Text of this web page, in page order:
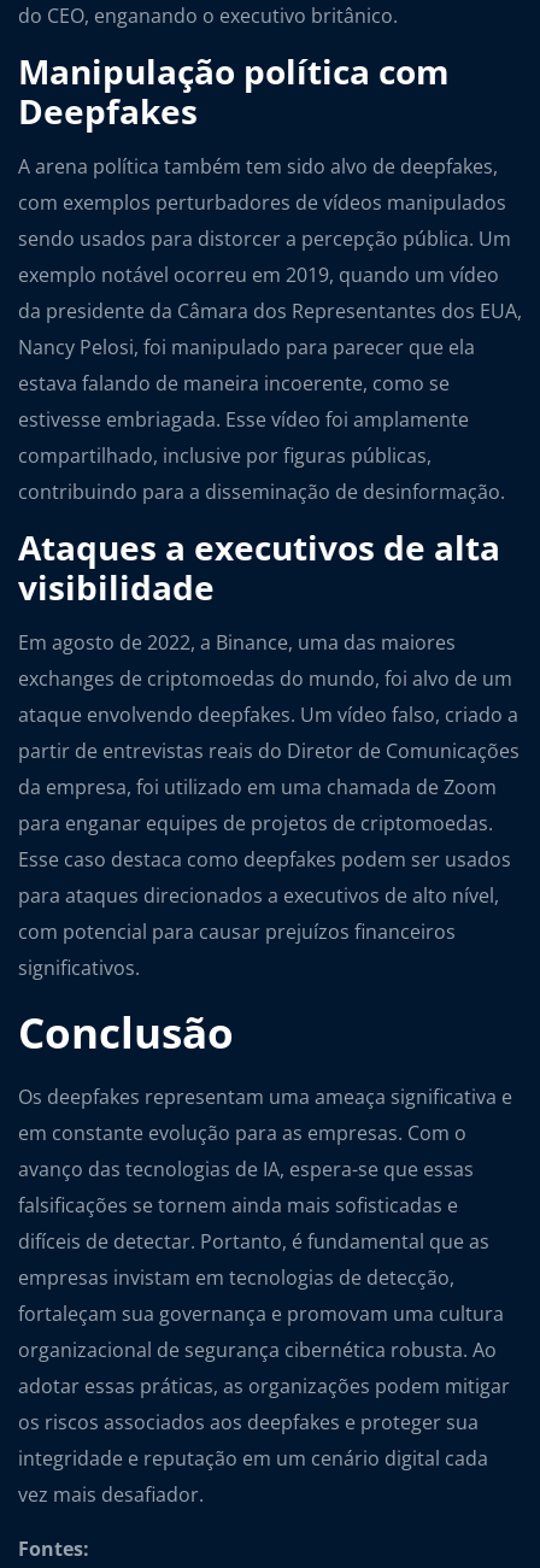
do CEO, enganando o executivo britânico.
Manipulação política com
Deepfakes
A arena política também tem sido alvo de deepfakes,
com exemplos perturbadores de vídeos manipulados
sendo usados para distorcer a percepção pública. Um
exemplo notável ocorreu em 2019, quando um vídeo
da presidente da Câmara dos Representantes dos EUA,
Nancy Pelosi, foi manipulado para parecer que ela
estava falando de maneira incoerente, como se
estivesse embriagada. Esse vídeo foi amplamente
compartilhado, inclusive por figuras públicas,
contribuindo para a disseminação de desinformação.
Ataques a executivos de alta
visibilidade
Em agosto de 2022, a Binance, uma das maiores
exchanges de criptomoedas do mundo, foi alvo de um
ataque envolvendo deepfakes. Um vídeo falso, criado a
partir de entrevistas reais do Diretor de Comunicações
da empresa, foi utilizado em uma chamada de Zoom
para enganar equipes de projetos de criptomoedas.
Esse caso destaca como deepfakes podem ser usados
para ataques direcionados a executivos de alto nível,
com potencial para causar prejuízos financeiros
significativos.
Conclusão
Os deepfakes representam uma ameaça significativa e
em constante evolução para as empresas. Com o
avanço das tecnologias de IA, espera-se que essas
falsificações se tornem ainda mais sofisticadas e
difíceis de detectar. Portanto, é fundamental que as
empresas invistam em tecnologias de detecção,
fortaleçam sua governança e promovam uma cultura
organizacional de segurança cibernética robusta. Ao
adotar essas práticas, as organizações podem mitigar
os riscos associados aos deepfakes e proteger sua
integridade e reputação em um cenário digital cada
vez mais desafiador.
Fontes: